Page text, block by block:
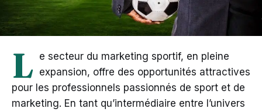
L e secteur du marketing sportif, en pleine
expansion, offre des opportunités attractives
pour les professionnels passionnés de sport et de
marketing. En tant qu’intermédiaire entre l’univers